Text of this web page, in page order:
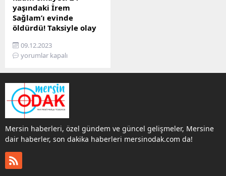
yaşındaki İrem
Sağlam’ı evinde
öldürdü! Taksiyle olay
Mersin’in merkez Akdeniz
ilçesine bağlı Kiremithane
bir genç kızın annesinin
yanında evde öldürüldüğü
cinayet haberi bilgisi
geldi. EVİNE GİDİP
TARTIŞMAYA BAŞLAMIŞ İlk
edindiğimiz bilgilere
dayanarak iddiaya göre,
sabah erken saatlerde
İrem Sağlam’ın (24) evine
09.12.2023
yorumlar kapalı
Mersin haberleri, özel gündem ve güncel gelişmeler, Mersine
dair haberler, son dakika haberleri mersinodak.com da!